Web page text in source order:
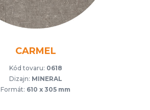
CARMEL
Kód tovaru: 0618
Dizajn: MINERAL
Formát: 610 x 305 mm